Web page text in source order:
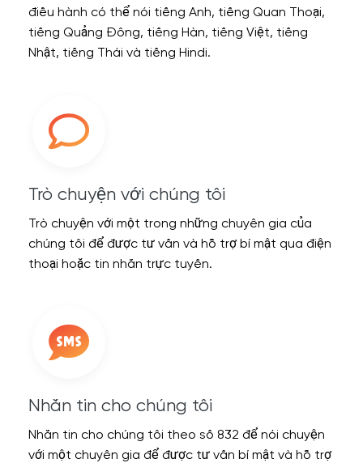
điều hành có thể nói tiếng Anh, tiếng Quan Thoại,
tiếng Quảng Đông, tiếng Hàn, tiếng Việt, tiếng
Nhật, tiếng Thái và tiếng Hindi.
Trò chuyện với chúng tôi
Trò chuyện với một trong những chuyên gia của
chúng tôi để được tư vấn và hỗ trợ bí mật qua điện
thoại hoặc tin nhắn trực tuyến.
Nhắn tin cho chúng tôi
Nhắn tin cho chúng tôi theo số 832 để nói chuyện
với một chuyên gia để được tư vấn bí mật và hỗ trợ